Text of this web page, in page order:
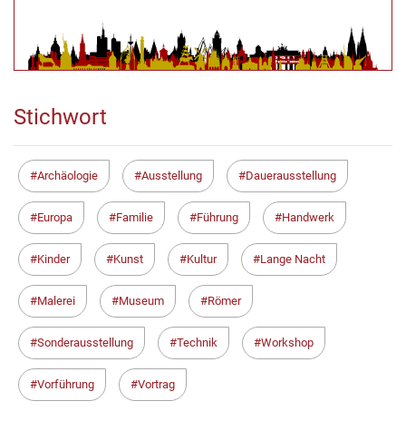
Stichwort
Archäologie Ausstellung Dauerausstellung
Europa Familie Führung Handwerk
Kinder Kunst Kultur Lange Nacht
Malerei Museum Römer
Sonderausstellung Technik Workshop
Vorführung Vortrag